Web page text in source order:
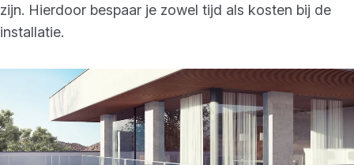
zijn. Hierdoor bespaar je zowel tijd als kosten bij de
installatie.